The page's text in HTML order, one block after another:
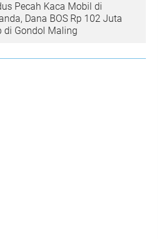
Pecah Kaca Mobil di
Dana BOS Rp 102 Juta
di Gondol Maling